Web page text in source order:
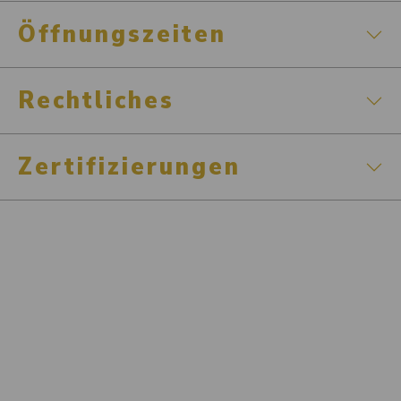
Öffnungszeiten
Rechtliches
Zertifizierungen